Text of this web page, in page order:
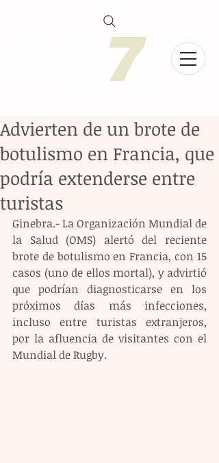
Advierten de un brote de
botulismo en Francia, que
podría extenderse entre
turistas
Ginebra.- La Organización Mundial de
la Salud (OMS) alertó del reciente
brote de botulismo en Francia, con 15
casos (uno de ellos mortal), y advirtió
que podrían diagnosticarse en los
próximos días más infecciones,
incluso entre turistas extranjeros,
por la afluencia de visitantes con el
Mundial de Rugby.